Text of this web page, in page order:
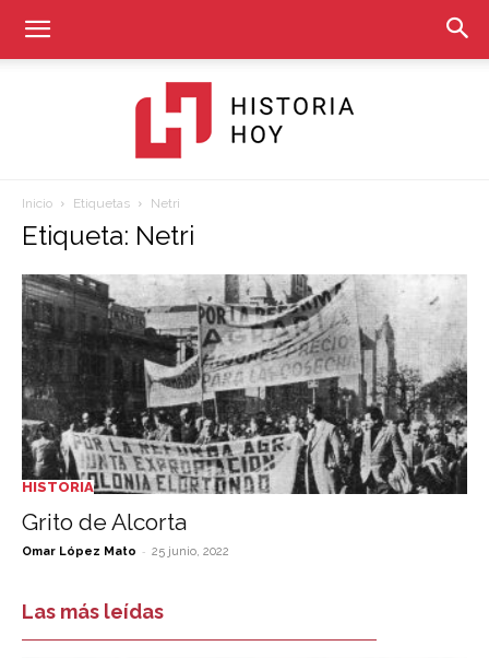
Hoy
Inicio Etiquetas Netri
Etiqueta: Netri
HISTORIA
Grito de Alcorta
Omar López Mato - 25 junio, 2022
Las más leídas